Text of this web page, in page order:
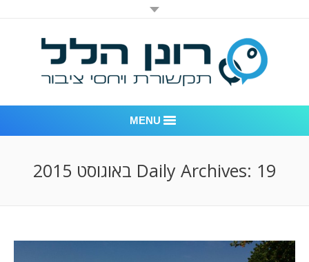
MENU
לקוחות – משרד יחסי ציבור רונן הלל
Daily Archives: 19 באוגוסט 2015